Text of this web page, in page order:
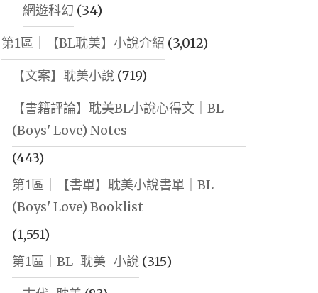
網遊科幻 (34)
第1區｜【BL耽美】小說介紹 (3,012)
【文案】耽美小說(719)
【書籍評論】耽美BL小說心得文｜BL
(Boys' Love) Notes
(443)
第1區｜【書單】耽美小說書單｜BL
(Boys' Love) Booklist
(1,551)
第1區｜BL-耽美-小說(315)